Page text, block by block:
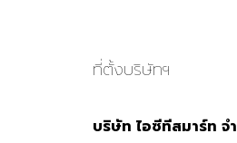
ที่ตั้งบริษัทฯ
บริษัท ไอซีทีสมาร์ท จ